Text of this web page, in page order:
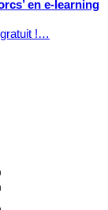
en e-learning
!…